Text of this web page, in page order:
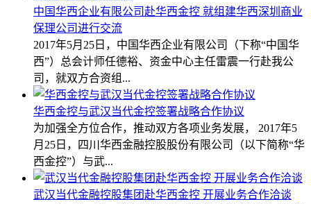
中国华西企业有限公司赴华西金控 就组建华西深圳商业
保理公司进行交流
2017年5月25日，中国华西企业有限公司（下称“中国华
西”）总会计师任德裕、资金中心主任雷震一行赴我公
司，就双方合资组...
华西金控与武汉当代金控签署战略合作协议
为加强全方位合作，推动双方各项业务发展， 2017年5
月25日，四川华西金融控股股份有限公司（以下简称“华
西金控”）与武...
武汉当代金融控股集团赴华西金控 开展业务合作洽谈